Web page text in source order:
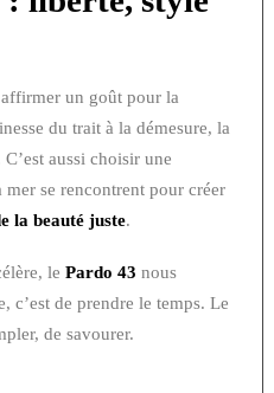
un goût pour la
du trait à la démesure, la
aussi choisir une
se rencontrent pour créer
la beauté juste.
le Pardo 43 nous
c’est de prendre le temps. Le
de savourer.